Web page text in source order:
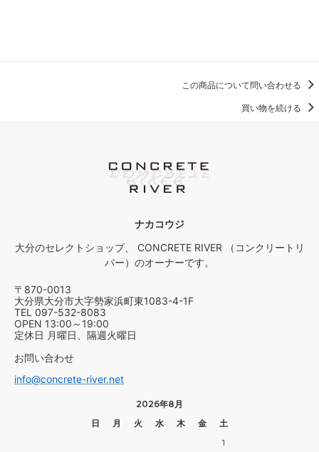
この商品について問い合わせる
買い物を続ける
ナカコウジ
大分のセレクトショップ、 CONCRETE RIVER （コンクリートリ
バー）のオーナーです。
〒870-0013
大分県大分市大字勢家浜町東1083-4-1F
TEL 097-532-8083
OPEN 13:00～19:00
定休日 月曜日、隔週火曜日
お問い合わせ
info@concrete-river.net
2026年8月
日
月 火 水 木 金
土
1